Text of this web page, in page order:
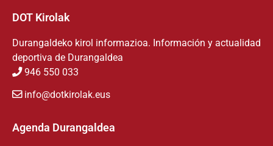
DOT Kirolak
Durangaldeko kirol informazioa. Información y actualidad
deportiva de Durangaldea
946 550 033
info@dotkirolak.eus
Agenda Durangaldea